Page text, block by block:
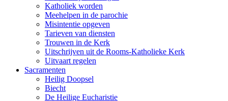
Katholiek worden
Meehelpen in de parochie
Misintentie opgeven
Tarieven van diensten
Trouwen in de Kerk
Uitschrijven uit de Rooms-Katholieke Kerk
Uitvaart regelen
Sacramenten
Heilig Doopsel
Biecht
De Heilige Eucharistie